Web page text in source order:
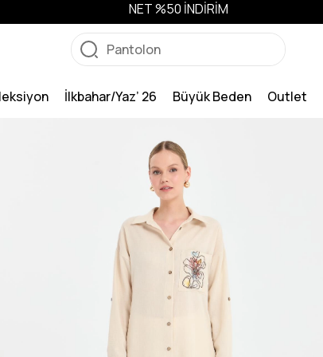
NET %50 İNDİRİM
İlkbahar/Yaz’ 26 Büyük Beden Outlet